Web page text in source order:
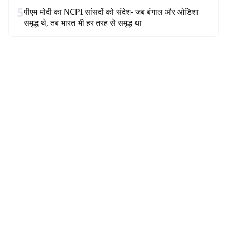
5पीएम मोदी का NCPI सांसदों को संदेश- जब बंगाल और ओडिशा
समृद्ध थे, तब भारत भी हर तरह से समृद्ध था